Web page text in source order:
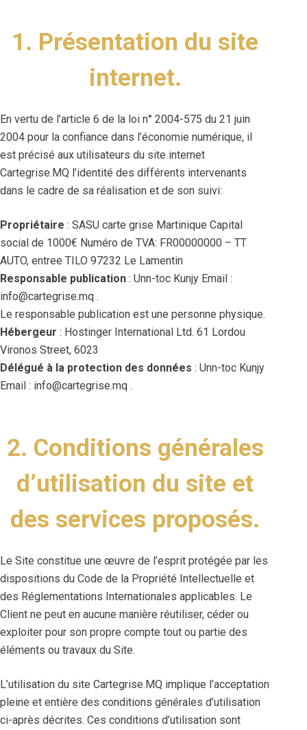
1. Présentation du site
internet.
En vertu de l’article 6 de la loi n° 2004-575 du 21 juin
2004 pour la confiance dans l’économie numérique, il
est précisé aux utilisateurs du site internet
Cartegrise.MQ l’identité des différents intervenants
dans le cadre de sa réalisation et de son suivi:
Propriétaire : SASU carte grise Martinique Capital
social de 1000€ Numéro de TVA: FR00000000 – TT
AUTO, entree TILO 97232 Le Lamentin
Responsable publication : Unn-toc Kunjy Email :
info@cartegrise.mq .
Le responsable publication est une personne physique.
Hébergeur : Hostinger International Ltd. 61 Lordou
Vironos Street, 6023
Délégué à la protection des données : Unn-toc Kunjy
Email : info@cartegrise.mq .
2. Conditions générales
d’utilisation du site et
des services proposés.
Le Site constitue une œuvre de l’esprit protégée par les
dispositions du Code de la Propriété Intellectuelle et
des Réglementations Internationales applicables. Le
Client ne peut en aucune manière réutiliser, céder ou
exploiter pour son propre compte tout ou partie des
éléments ou travaux du Site.
L’utilisation du site Cartegrise.MQ implique l’acceptation
pleine et entière des conditions générales d’utilisation
ci-après décrites. Ces conditions d’utilisation sont